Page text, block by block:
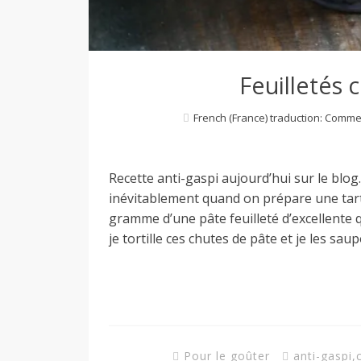
a
Feuilletés
French (France) traduction:
Recette anti-gaspi aujourd’hui sur le
inévitablement quand on prépare une
gramme d’une pâte feuilleté
je tortille ces chutes de pâte et je les
Pour le goûter anti-gaspi,